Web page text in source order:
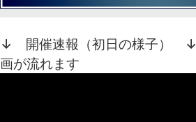
↓ 開催速報（初日の様子） ↓
画が流れます